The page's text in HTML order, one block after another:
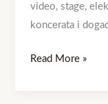
video, stage,
koncerata i
Read More »